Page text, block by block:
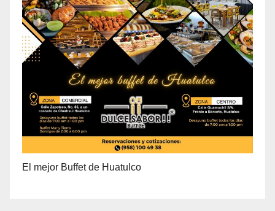
El mejor Buffet de Huatulco